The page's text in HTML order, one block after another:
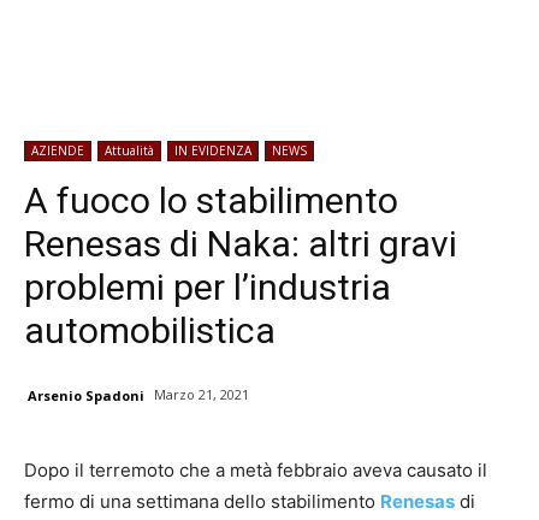
AZIENDE Attualità IN EVIDENZA NEWS
A fuoco lo stabilimento
Renesas di Naka: altri gravi
problemi per l’industria
automobilistica
Arsenio Spadoni Marzo 21, 2021
Dopo il terremoto che a metà febbraio aveva causato il
fermo di una settimana dello stabilimento Renesas di